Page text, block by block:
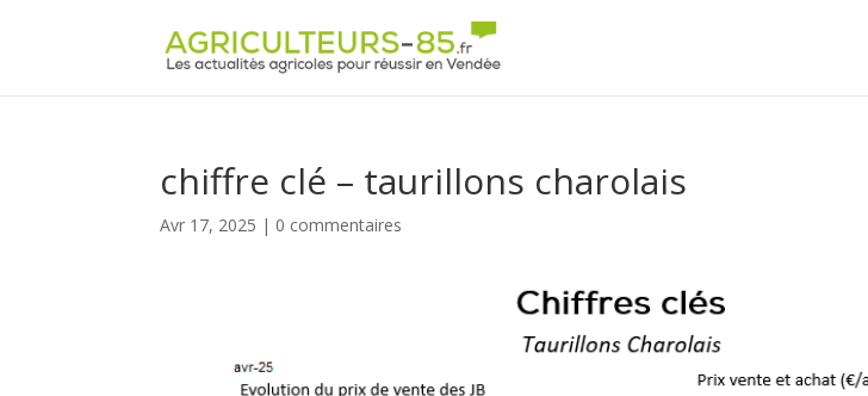
chiffre clé – taurillons charolais
Avr 17, 2025 | 0 commentaires